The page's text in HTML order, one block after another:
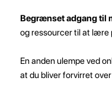
Begrænset adgang til
og ressourcer til at lære
En anden ulempe ved
at du bliver forvirret